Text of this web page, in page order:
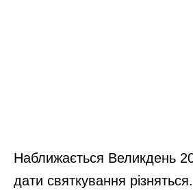
Наближається Великдень
дати святкування